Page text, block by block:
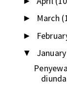
► March
►
▼ January